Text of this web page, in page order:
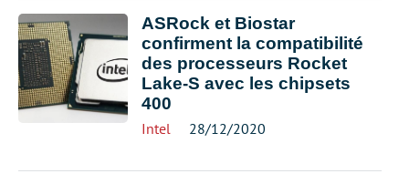
ASRock et Biostar
confirment la compatibilité
des processeurs Rocket
Lake-S avec les chipsets
400
Intel 28/12/2020